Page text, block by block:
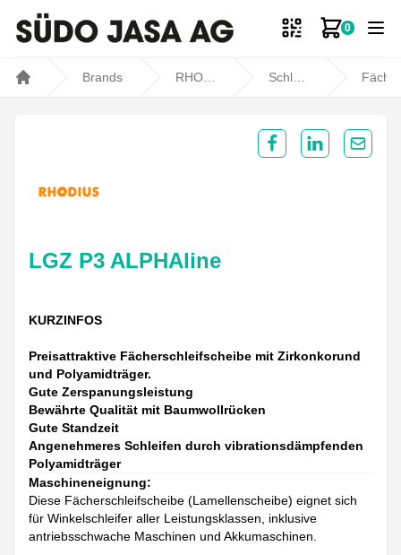
0
Zum
Brands
LGZ P3 ALPHAline
KURZINFOS
Preisattraktive Fächerschleifscheibe mit Zirkonkorund
und Polyamidträger.
Gute Zerspanungsleistung
Bewährte Qualität mit Baumwollrücken
Gute Standzeit
Angenehmeres Schleifen durch vibrationsdämpfenden
Polyamidträger
Maschineneignung:
Diese Fächerschleifscheibe (Lamellenscheibe) eignet sich
für Winkelschleifer aller Leistungsklassen, inklusive
antriebsschwache Maschinen und Akkumaschinen.
Share on Facebook
Share onShare